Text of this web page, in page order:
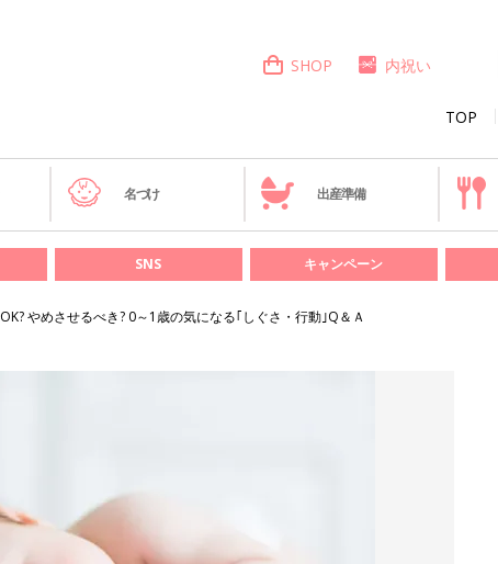
TOP
SHOP 内祝い
名づけ 出産準備
SNS キャンペーン
やめさせるべき? 0～1歳の気になる｢しぐさ・行動｣Q＆Ａ